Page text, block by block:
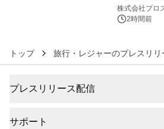
秀賞100名
株式会社プロ
2時間前
トップ 旅行・レジャーのプレスリリ
プレスリリース配信
サポート